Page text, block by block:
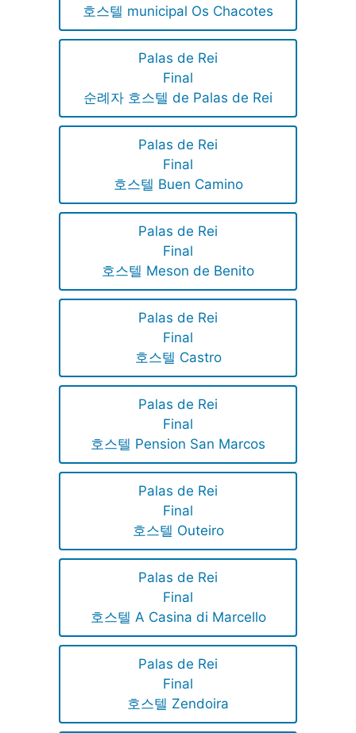
호스텔 municipal Os Chacotes
Palas de Rei
Final
순례자 호스텔 de Palas de Rei
Palas de Rei
Final
호스텔 Buen Camino
Palas de Rei
Final
호스텔 Meson de Benito
Palas de Rei
Final
호스텔 Castro
Palas de Rei
Final
호스텔 Pension San Marcos
Palas de Rei
Final
호스텔 Outeiro
Palas de Rei
Final
호스텔 A Casina di Marcello
Palas de Rei
Final
호스텔 Zendoira